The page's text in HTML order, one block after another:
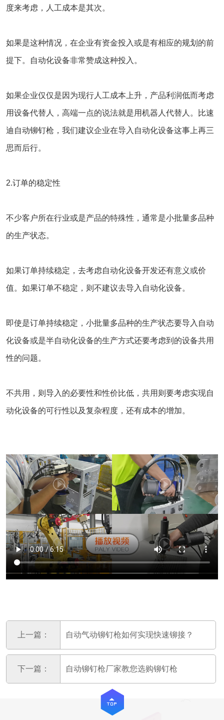
度来考虑，人工成本是其次。
如果是这种情况，在企业有资金投入或是有相应的规划的前
提下。自动化设备非常赞成这种投入。
如果企业仅仅是因为现行人工成本上升，产品利润低而考虑
用设备代替人，高端一点的说法就是用机器人代替人。比速
迪 自动铆钉枪，我们建议企业在导入自动化设备这事上再三
思而后行。
2.订单的稳定性
不少客户所在行业或是产品的特殊性，通常是小批量多品种
的生产状态。
如果订单持续稳定，去考虑自动化设备开发还有意义或价
值。如果订单不稳定，则不建议去导入自动化设备。
即使是订单持续稳定，小批量多品种的生产状态要导入自动
化设备或是半自动化设备的生产方式还要考虑到的设备共用
性的问题。
不共用，则导入的必要性和性价比低，共用则要考虑实现自
动化设备的可行性以及复杂程度，还有成本的增加。
上一篇： 自动气动铆钉枪如何实现快速铆接？
下一篇： 自动铆钉枪厂家教您选购铆钉枪